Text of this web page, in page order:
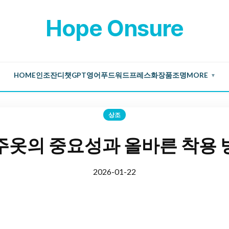
Hope Onsure
HOME인조잔디 챗GPT영어 푸드워드프레스화장품조명MORE ▼
상조
옷의 중요성과 올바른 착용
2026-01-22